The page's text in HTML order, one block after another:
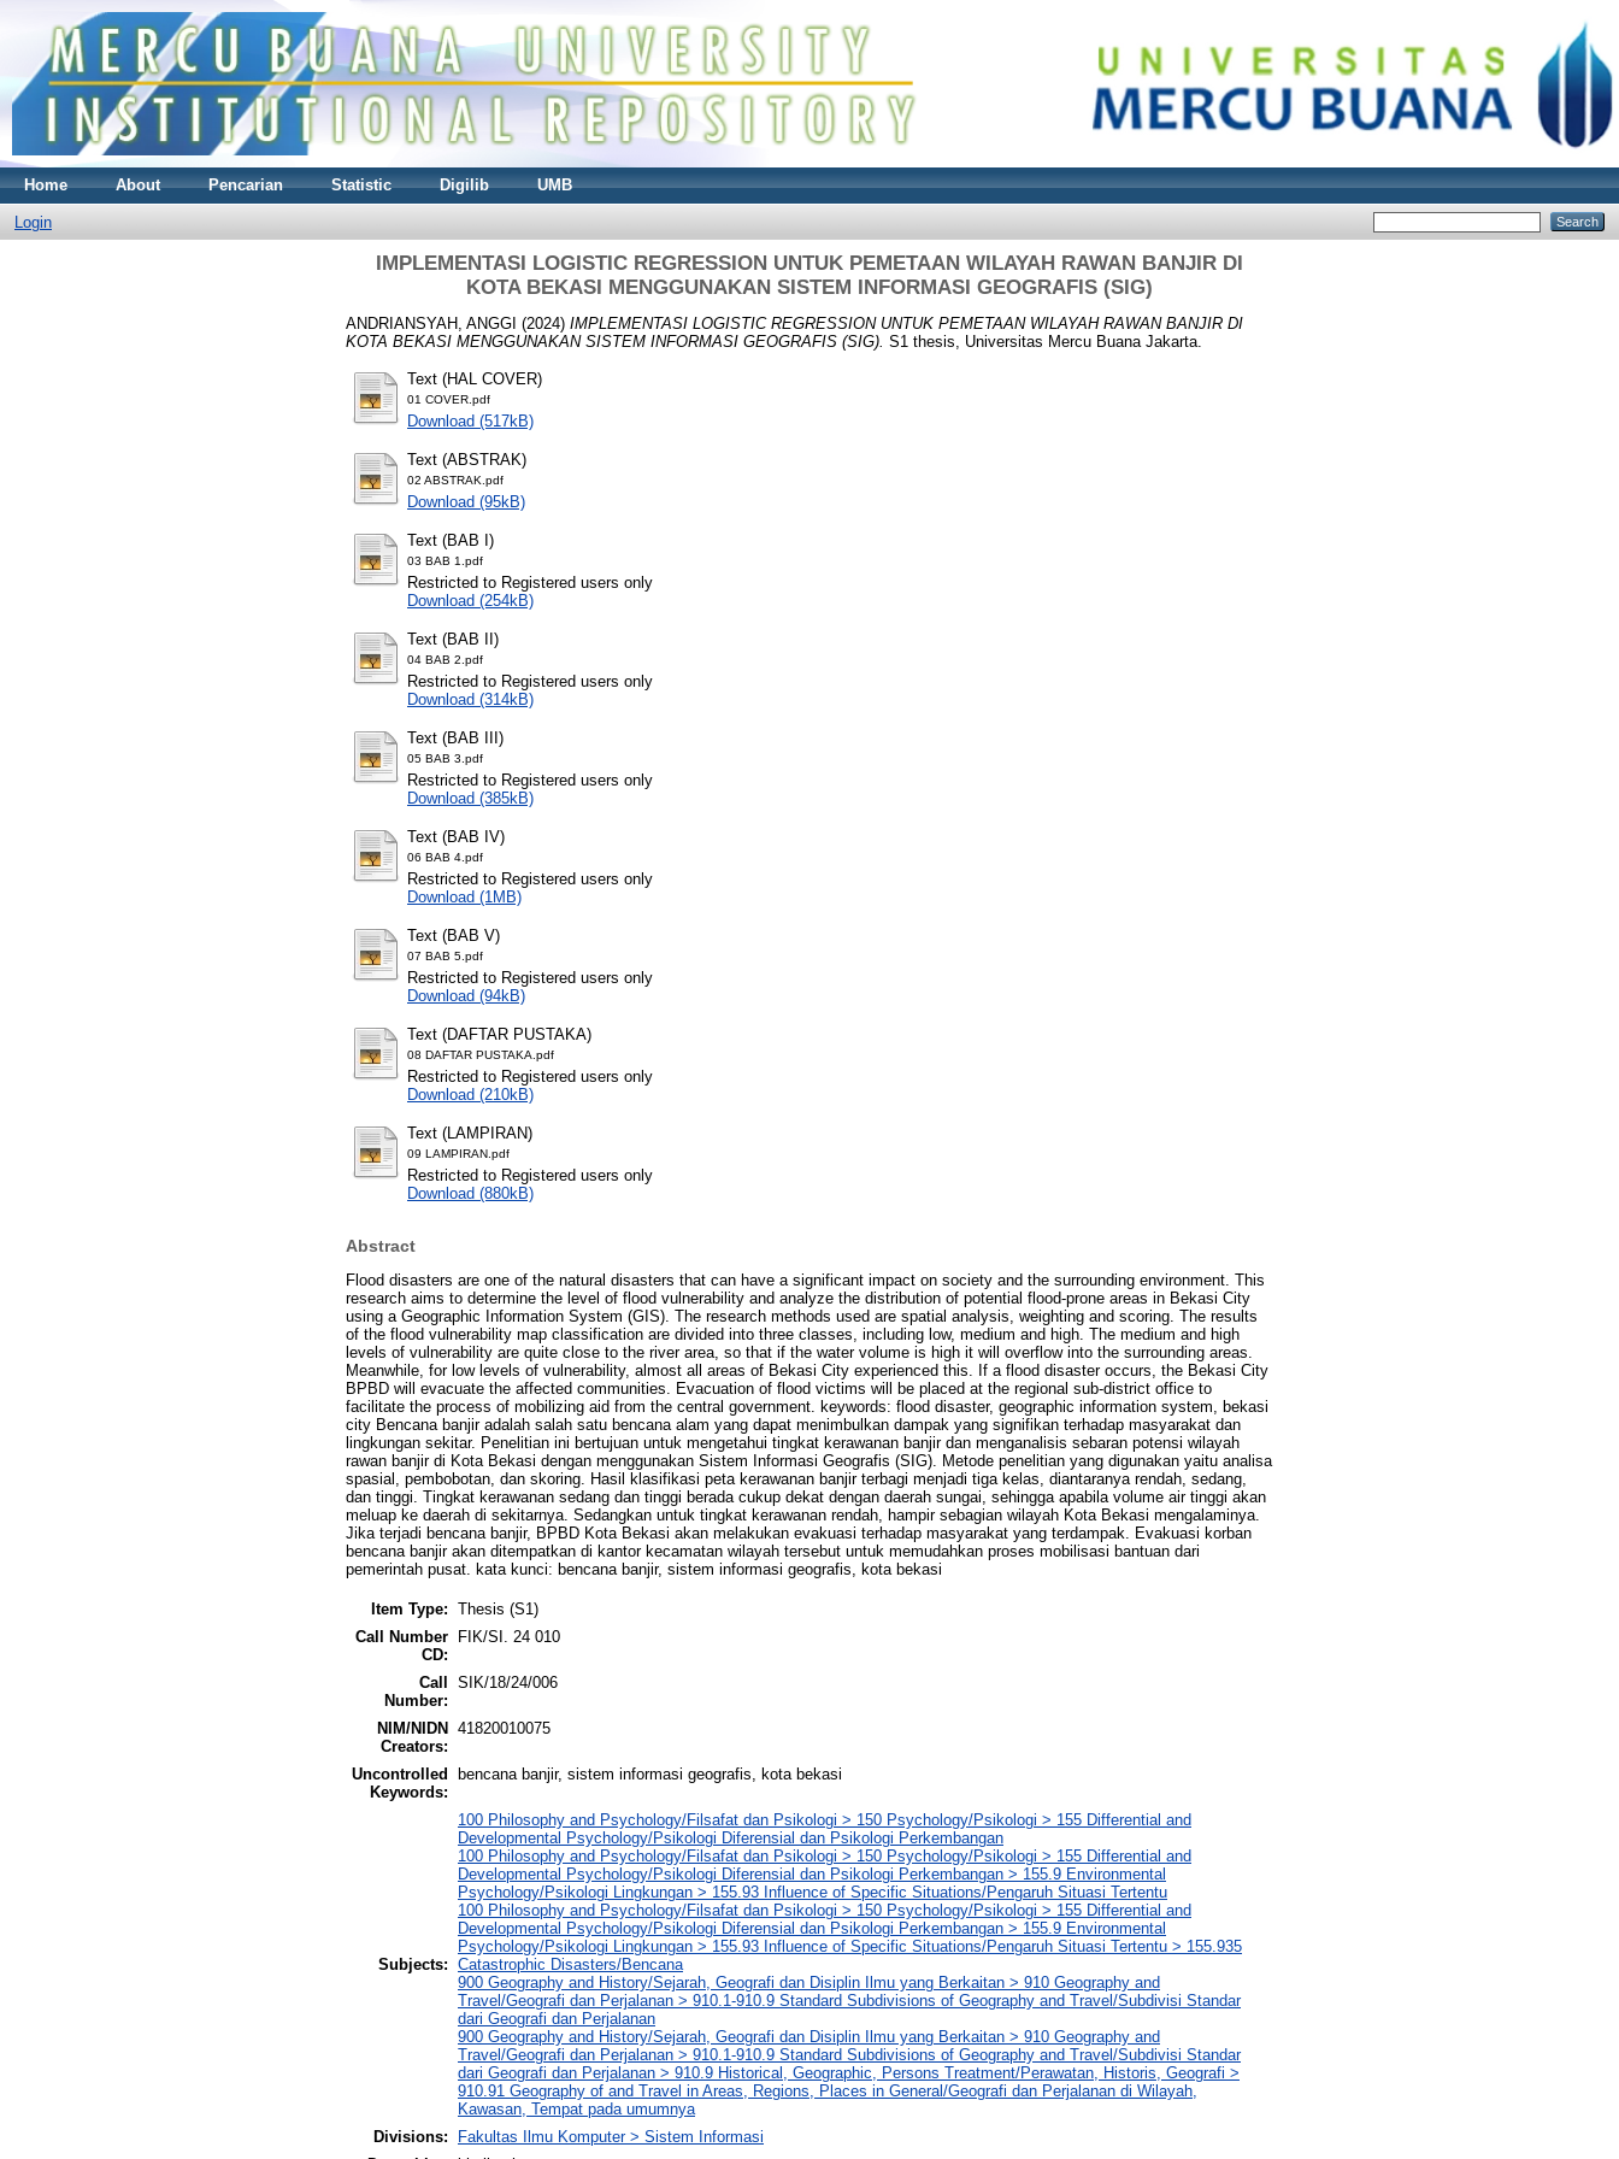
Home About Pencarian Statistic Digilib UMB
Login
IMPLEMENTASI LOGISTIC REGRESSION UNTUK PEMETAAN WILAYAH RAWAN BANJIR DI
KOTA BEKASI MENGGUNAKAN SISTEM INFORMASI GEOGRAFIS (SIG)
ANDRIANSYAH, ANGGI (2024) IMPLEMENTASI LOGISTIC REGRESSION UNTUK PEMETAAN WILAYAH RAWAN BANJIR DI
KOTA BEKASI MENGGUNAKAN SISTEM INFORMASI GEOGRAFIS (SIG). S1 thesis, Universitas Mercu Buana Jakarta.
Text (HAL COVER)
01 COVER.pdf
Download (517kB)
Text (ABSTRAK)
02 ABSTRAK.pdf
Download (95kB)
Text (BAB I)
03 BAB 1.pdf
Restricted to Registered users only
Download (254kB)
Text (BAB II)
04 BAB 2.pdf
Restricted to Registered users only
Download (314kB)
Text (BAB III)
05 BAB 3.pdf
Restricted to Registered users only
Download (385kB)
Text (BAB IV)
06 BAB 4.pdf
Restricted to Registered users only
Download (1MB)
Text (BAB V)
07 BAB 5.pdf
Restricted to Registered users only
Download (94kB)
Text (DAFTAR PUSTAKA)
08 DAFTAR PUSTAKA.pdf
Restricted to Registered users only
Download (210kB)
Text (LAMPIRAN)
09 LAMPIRAN.pdf
Restricted to Registered users only
Download (880kB)
Abstract
Flood disasters are one of the natural disasters that can have a significant impact on society and the surrounding environment. This
research aims to determine the level of flood vulnerability and analyze the distribution of potential flood-prone areas in Bekasi City
using a Geographic Information System (GIS). The research methods used are spatial analysis, weighting and scoring. The results
of the flood vulnerability map classification are divided into three classes, including low, medium and high. The medium and high
levels of vulnerability are quite close to the river area, so that if the water volume is high it will overflow into the surrounding areas.
Meanwhile, for low levels of vulnerability, almost all areas of Bekasi City experienced this. If a flood disaster occurs, the Bekasi City
BPBD will evacuate the affected communities. Evacuation of flood victims will be placed at the regional sub-district office to
facilitate the process of mobilizing aid from the central government. keywords: flood disaster, geographic information system, bekasi
city Bencana banjir adalah salah satu bencana alam yang dapat menimbulkan dampak yang signifikan terhadap masyarakat dan
lingkungan sekitar. Penelitian ini bertujuan untuk mengetahui tingkat kerawanan banjir dan menganalisis sebaran potensi wilayah
rawan banjir di Kota Bekasi dengan menggunakan Sistem Informasi Geografis (SIG). Metode penelitian yang digunakan yaitu analisa
spasial, pembobotan, dan skoring. Hasil klasifikasi peta kerawanan banjir terbagi menjadi tiga kelas, diantaranya rendah, sedang,
dan tinggi. Tingkat kerawanan sedang dan tinggi berada cukup dekat dengan daerah sungai, sehingga apabila volume air tinggi akan
meluap ke daerah di sekitarnya. Sedangkan untuk tingkat kerawanan rendah, hampir sebagian wilayah Kota Bekasi mengalaminya.
Jika terjadi bencana banjir, BPBD Kota Bekasi akan melakukan evakuasi terhadap masyarakat yang terdampak. Evakuasi korban
bencana banjir akan ditempatkan di kantor kecamatan wilayah tersebut untuk memudahkan proses mobilisasi bantuan dari
pemerintah pusat. kata kunci: bencana banjir, sistem informasi geografis, kota bekasi
Item Type: Thesis (S1)
Call Number
CD:
FIK/SI. 24 010
Call
Number:
SIK/18/24/006
NIM/NIDN
Creators:
41820010075
Uncontrolled
Keywords:
bencana banjir, sistem informasi geografis, kota bekasi
Subjects:
100 Philosophy and Psychology/Filsafat dan Psikologi > 150 Psychology/Psikologi > 155 Differential and
Developmental Psychology/Psikologi Diferensial dan Psikologi Perkembangan
100 Philosophy and Psychology/Filsafat dan Psikologi > 150 Psychology/Psikologi > 155 Differential and
Developmental Psychology/Psikologi Diferensial dan Psikologi Perkembangan > 155.9 Environmental
Psychology/Psikologi Lingkungan > 155.93 Influence of Specific Situations/Pengaruh Situasi Tertentu
100 Philosophy and Psychology/Filsafat dan Psikologi > 150 Psychology/Psikologi > 155 Differential and
Developmental Psychology/Psikologi Diferensial dan Psikologi Perkembangan > 155.9 Environmental
Psychology/Psikologi Lingkungan > 155.93 Influence of Specific Situations/Pengaruh Situasi Tertentu > 155.935
Catastrophic Disasters/Bencana
900 Geography and History/Sejarah, Geografi dan Disiplin Ilmu yang Berkaitan > 910 Geography and
Travel/Geografi dan Perjalanan > 910.1-910.9 Standard Subdivisions of Geography and Travel/Subdivisi Standar
dari Geografi dan Perjalanan
900 Geography and History/Sejarah, Geografi dan Disiplin Ilmu yang Berkaitan > 910 Geography and
Travel/Geografi dan Perjalanan > 910.1-910.9 Standard Subdivisions of Geography and Travel/Subdivisi Standar
dari Geografi dan Perjalanan > 910.9 Historical, Geographic, Persons Treatment/Perawatan, Historis, Geografi >
910.91 Geography of and Travel in Areas, Regions, Places in General/Geografi dan Perjalanan di Wilayah,
Kawasan, Tempat pada umumnya
Divisions:
Fakultas Ilmu Komputer > Sistem Informasi